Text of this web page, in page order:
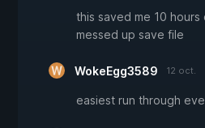
this saved me 10
messed up save file
WokeEgg3589 12 oct.
easiest run through